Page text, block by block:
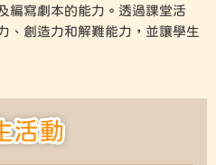
編寫劇本的能力。透過課堂活
、創造力和解難能力，並讓學生
活動